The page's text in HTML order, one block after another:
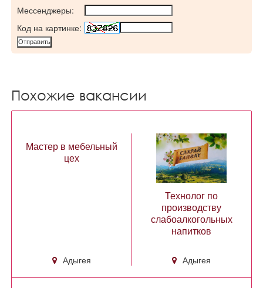
Мессенджеры:
Код на картинке:
Похожие вакансии
Мастер в мебельный
цех
Адыгея
Технолог по
производству
слабоалкогольных
напитков
Адыгея